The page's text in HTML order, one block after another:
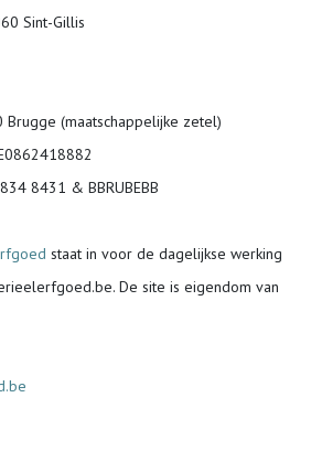
Sint-Gillis
Brugge (maatschappelijke zetel)
8431 & BBRUBEBB
staat in voor de dagelijkse werking
De site is eigendom van